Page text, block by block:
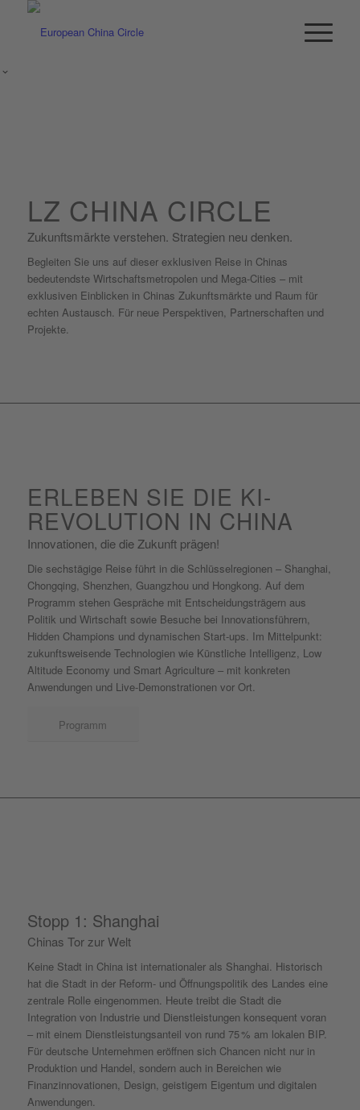
LZ CHINA CIRCLE
Zukunftsmärkte verstehen. Strategien neu denken.
Begleiten Sie uns auf dieser exklusiven Reise in Chinas
bedeutendste Wirtschaftsmetropolen und Mega-Cities – mit
exklusiven Einblicken in Chinas Zukunftsmärkte und Raum für
echten Austausch. Für neue Perspektiven, Partnerschaften und
Projekte.
ERLEBEN SIE DIE KI-
REVOLUTION IN CHINA
Innovationen, die die Zukunft prägen!
Die sechstägige Reise führt in die Schlüsselregionen – Shanghai,
Chongqing, Shenzhen, Guangzhou und Hongkong. Auf dem
Programm stehen Gespräche mit Entscheidungsträgern aus
Politik und Wirtschaft sowie Besuche bei Innovationsführern,
Hidden Champions und dynamischen Start-ups. Im Mittelpunkt:
zukunftsweisende Technologien wie Künstliche Intelligenz, Low
Altitude Economy und Smart Agriculture – mit konkreten
Anwendungen und Live-Demonstrationen vor Ort.
Programm
Stopp 1: Shanghai
Chinas Tor zur Welt
Keine Stadt in China ist internationaler als Shanghai. Historisch
hat die Stadt in der Reform- und Öffnungspolitik des Landes eine
zentrale Rolle eingenommen. Heute treibt die Stadt die
Integration von Industrie und Dienstleistungen konsequent voran
– mit einem Dienstleistungsanteil von rund 75 % am lokalen BIP.
Für deutsche Unternehmen eröffnen sich Chancen nicht nur in
Produktion und Handel, sondern auch in Bereichen wie
Finanzinnovationen, Design, geistigem Eigentum und digitalen
Anwendungen.